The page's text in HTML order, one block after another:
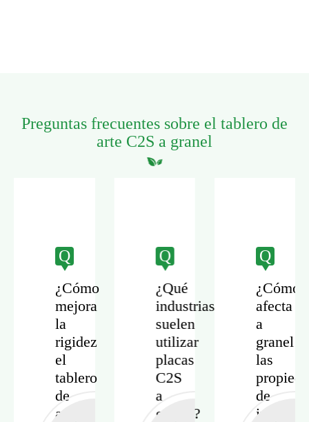
Preguntas frecuentes sobre el tablero de
arte C2S a granel
Q
¿Cómo
mejora
la
rigidez
el
tablero
de
arte
Q
¿Qué
industrias
suelen
utilizar
placas
C2S
a
granel?
Q
¿Cómo
afecta
a
granel
las
de